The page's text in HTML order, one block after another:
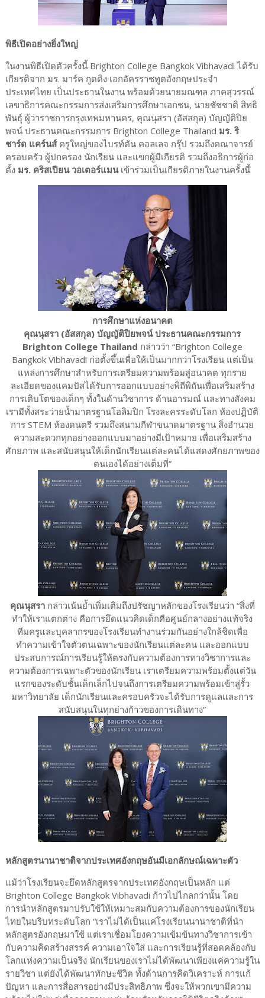
พิธีเปิดอย่างยิ่งใหญ่
ในงานพิธีเปิดตัวครั้งนี้ Brighton College Bangkok Vibhavadi ได้รับ
เกียรติจาก มร. มาร์ค กูดดิง เอกอัครราชทูตอังกฤษประจำ
ประเทศไทย เป็นประธานในงาน พร้อมด้วยนายมณฑล ภาคสุวรรณ์
เลขาธิการคณะกรรมการส่งเสริมการศึกษาเอกชน, นายชัชชาติ สิทธิ
พันธุ์ ผู้ว่าราชการกรุงเทพมหานคร, คุณนุสรา (อัสสกุล) บัญญัติปิย
พจน์ ประธานคณะกรรมการ Brighton College Thailand มร. ริ
ชาร์ด แคร์นส์ครูใหญ่ของไบรท์ตัน คอลเลจ กรุ๊ป รวมถึงคณาจารย์
ครอบครัว ผู้ปกครอง นักเรียน และแขกผู้มีเกียรติ รวมถึงอธิการผู้ก่อ
ตั้ง มร. คริสเปียน วอเตอร์แมนเข้าร่วมเป็นเกียรติภายในงานครั้งนี้
การศึกษาแห่งอนาคต
คุณนุสรา (อัสสกุล) บัญญัติปิยพจน์ ประธานคณะกรรมการ
Brighton College Thailand กล่าวว่า “Brighton College
Bangkok Vibhavadi ก่อตั้งขึ้นเพื่อให้เป็นมากกว่าโรงเรียน แต่เป็น
แหล่งการศึกษาสำหรับการเตรียมความพร้อมสู่อนาคต ทุกราย
ละเอียดของแคมปัสได้รับการออกแบบอย่างพิถีพิถันเพื่อเสริมสร้าง
การเติบโตของเด็กๆ ทั้งในด้านวิชาการ ด้านอารมณ์ และทางสังคม
เรามีทั้งสระว่ายน้ำมาตรฐานโอลิมปิก โรงละครระดับโลก ห้องปฏิบัติ
การ STEM ห้องดนตรี รวมถึงสนามกีฬาขนาดมาตรฐาน สิ่งอำนวย
ความสะดวกทุกอย่างออกแบบมาอย่างมีเป้าหมาย เพื่อเสริมสร้าง
ศักยภาพ และสนับสนุนให้เด็กนักเรียนแต่ละคนได้แสดงศักยภาพของ
ตนเองได้อย่างเต็มที่”
คุณนุสรากล่าวเน้นย้ำเพิ่มเติมถึงปรัชญาหลักของโรงเรียนว่า “สิ่งที่
ทำให้เราแตกต่าง คือการยึดแนวคิดเด็กคือศูนย์กลางอย่างแท้จริง
ทีมครูและบุคลากรของโรงเรียนทำงานร่วมกันอย่างใกล้ชิดเพื่อ
ทำความเข้าใจตัวตนเฉพาะของนักเรียนแต่ละคน และออกแบบ
ประสบการณ์การเรียนรู้ให้ตรงกับความต้องการทางวิชาการและ
ความต้องการเฉพาะตัวของนักเรียน เราเตรียมความพร้อมตั้งแต่วัน
แรกของระดับชั้นเด็กเล็กไปจนถึงการเตรียมความพร้อมเข้าสู่รั้ว
มหาวิทยาลัย เด็กนักเรียนและครอบครัวจะได้รับการดูแลและการ
สนับสนุนในทุกย่างก้าวของการเดินทาง”
หลักสูตรนานาชาติจากประเทศอังกฤษอันมีเอกลักษณ์เฉพาะตัว
แม้ว่าโรงเรียนจะยึดหลักสูตรจากประเทศอังกฤษเป็นหลัก แต่
Brighton College Bangkok Vibhavadi ก้าวไปไกลกว่านั้น โดย
การนำหลักสูตรมาปรับใช้ให้เหมาะสมกับความต้องการของนักเรียน
ไทยในบริบทระดับโลก “เราไม่ได้เป็นแค่โรงเรียนนานาชาติที่นำ
หลักสูตรอังกฤษมาใช้ แต่เราเชื่อมโยงความเข้มข้นทางวิชาการเข้า
กับความคิดสร้างสรรค์ ความเอาใจใส่ และการเรียนรู้ที่สอดคล้องกับ
โลกแห่งความเป็นจริง นักเรียนของเราไม่ได้พัฒนาเพียงแค่ความรู้ใน
รายวิชา แต่ยังได้พัฒนาทักษะชีวิต ทั้งด้านการคิดวิเคราะห์ การแก้
ปัญหา และการสื่อสารอย่างมีประสิทธิภาพ ซึ่งจะให้พวกเขามีความ